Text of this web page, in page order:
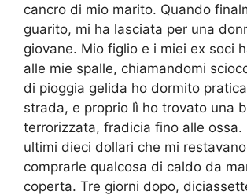
cancro di mio marito. Quando
guarito, mi ha lasciata per una
giovane. Mio figlio e i miei ex soci
alle mie spalle, chiamandomi
di pioggia gelida ho dormito
strada, e proprio lì ho trovato una
terrorizzata, fradicia fino alle ossa.
ultimi dieci dollari che mi
comprarle qualcosa di caldo da
coperta. Tre giorni dopo,